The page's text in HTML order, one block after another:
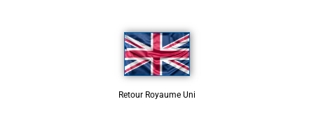
Retour Royaume Uni